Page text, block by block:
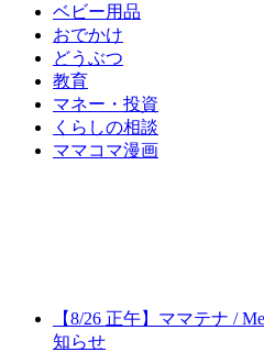
ベビー用品
おでかけ
どうぶつ
教育
マネー・投資
くらしの相談
ママコマ漫画
【8/26 正午】ママテナ /
知らせ